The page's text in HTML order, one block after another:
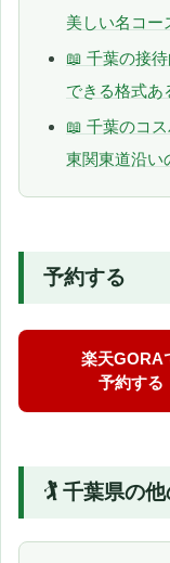
美しい名コー
📖 千葉の接
できる格式あ
📖 千葉のコ
東関東道沿い
予約する
楽天GORA
予約する
🏌️ 千葉県の